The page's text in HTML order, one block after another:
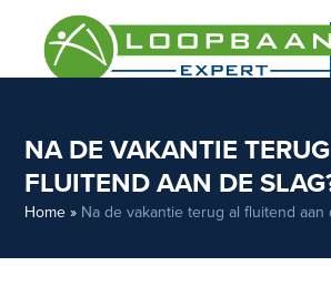
content
NA DE VAKANTIE
FLUITEND AAN DE
Home » Na de vakantie terug al fluitend aan